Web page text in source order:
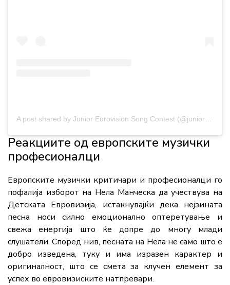
Реакциите од европските музички
професионалци
Европските музички критичари и професионалци го
пофалија изборот на Нела Манческа да учествува на
Детската Евровизија, истакнувајќи дека нејзината
песна носи силно емоционално оптеретување и
свежа енергија што ќе допре до многу млади
слушатели. Според нив, песната на Нела не само што е
добро изведена, туку и има изразен карактер и
оригиналност, што се смета за клучен елемент за
успех во евровизиските натпревари.